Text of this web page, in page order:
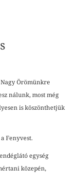
Örömünkre
nálunk, most még
is köszönthetjük
Fenyvest.
egység
közepén,